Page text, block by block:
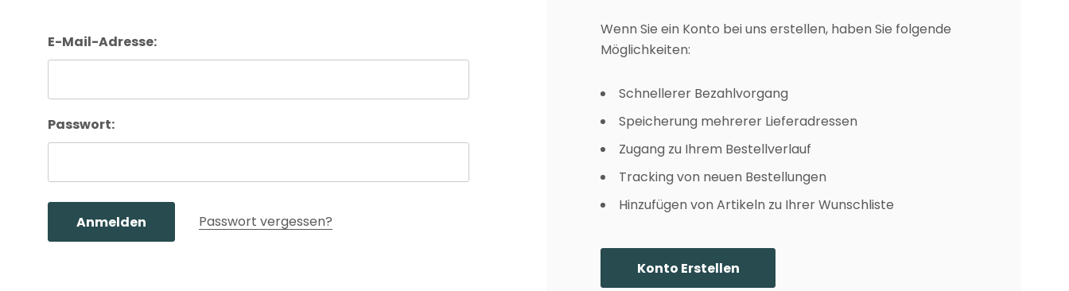
E-Mail-Adresse:
Passwort:
Passwort vergessen?
Wenn Sie ein Konto bei uns erstellen, haben Sie folgende
Möglichkeiten:
Schnellerer Bezahlvorgang
Speicherung mehrerer Lieferadressen
Zugang zu Ihrem Bestellverlauf
Tracking von neuen Bestellungen
Hinzufügen von Artikeln zu Ihrer Wunschliste
Konto Erstellen